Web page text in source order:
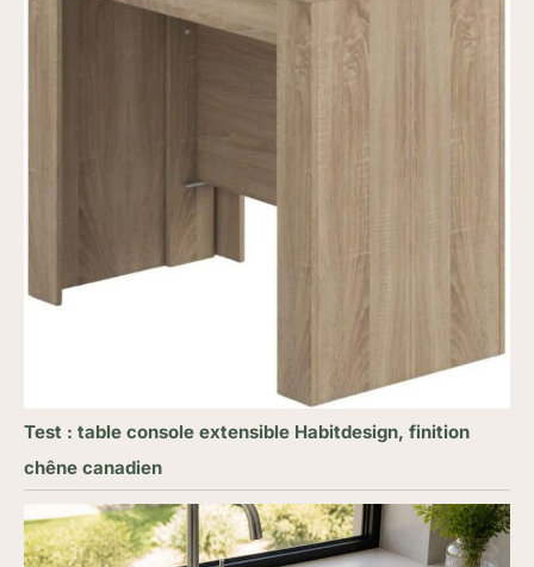
Test : table console extensible Habitdesign, finition
chêne canadien